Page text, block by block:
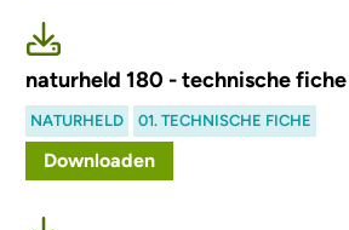
naturheld 180 - technische fiche
NATURHELD 01. TECHNISCHE FICHE
Downloaden